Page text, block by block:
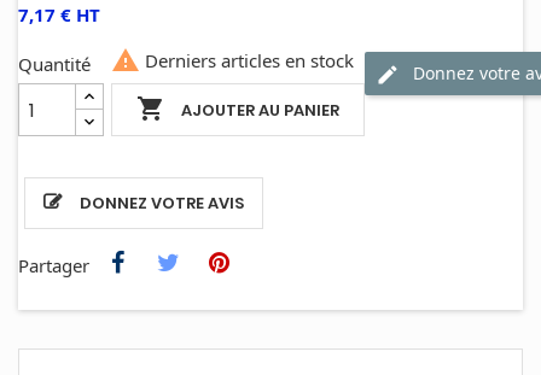
7,17 € HT
Quantité
 AJOUTER AU PANIER
 Derniers articles en stock
DONNEZ VOTRE AVIS
Donnez votre
Partager